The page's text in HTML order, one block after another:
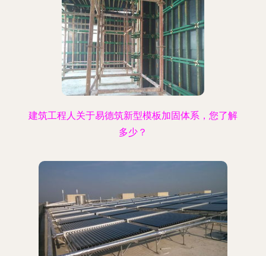
建筑工程人关于易德筑新型模板加固体系，您了解
多少？